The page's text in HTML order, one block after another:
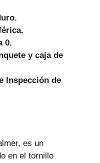
0.
y caja de
Inspección de
es un
en el tornillo